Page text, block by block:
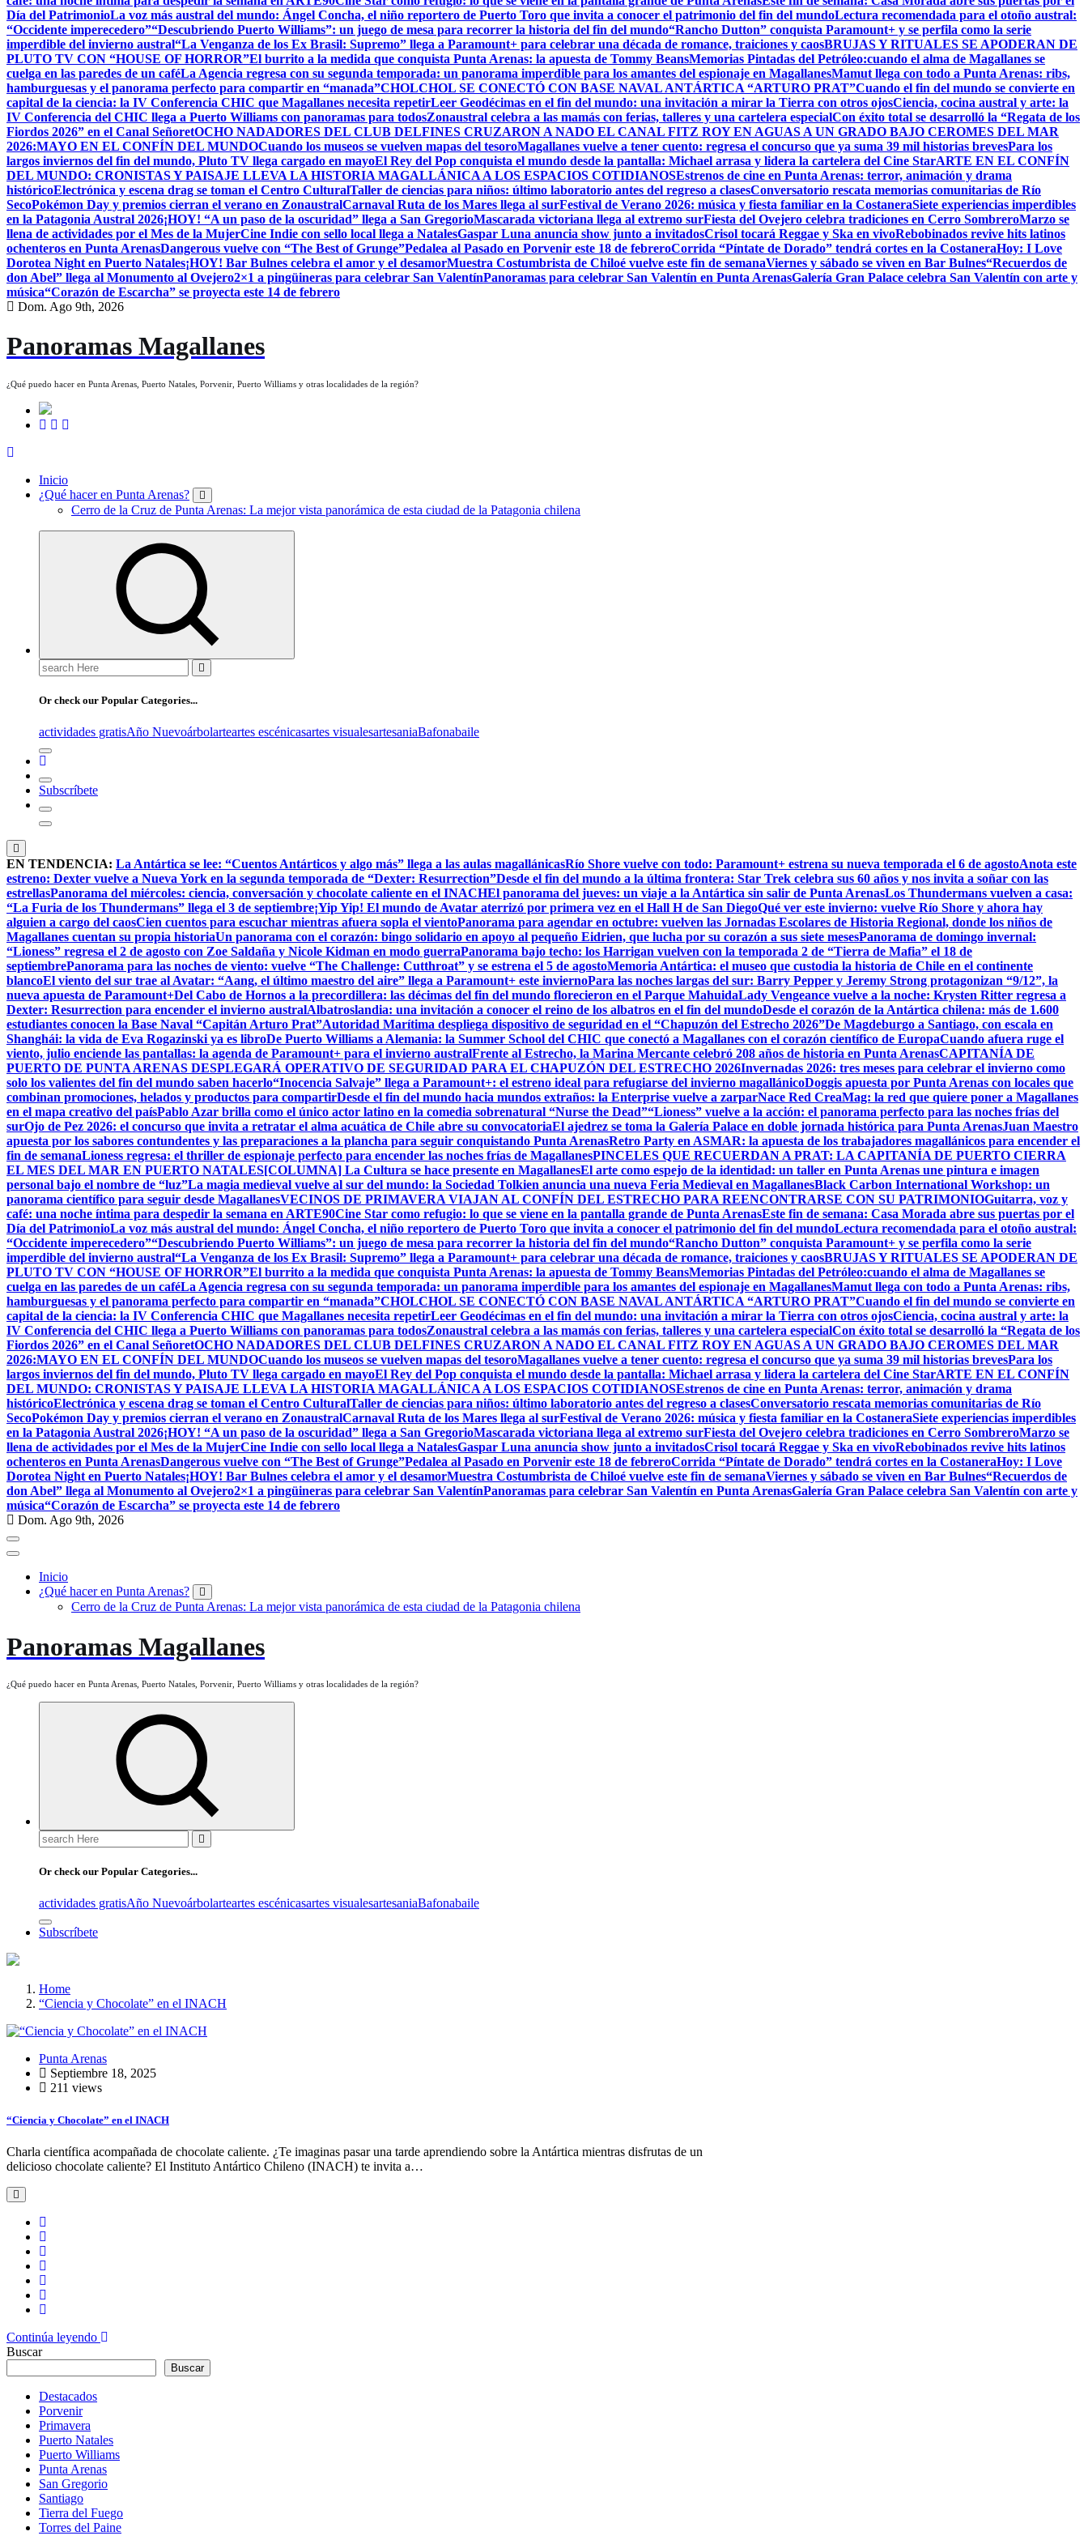
Día del PatrimonioLa voz más austral del mundo: Ángel Concha, el niño reportero de Puerto Toro que invita a conocer el patrimonio del fin del mundoLectura recomendada para el otoño austral:
“Occidente imperecedero”“Descubriendo Puerto Williams”: un juego de mesa para recorrer la historia del fin del mundo“Rancho Dutton” conquista Paramount+ y se perfila como la serie
imperdible del invierno austral“La Venganza de los Ex Brasil: Supremo” llega a Paramount+ para celebrar una década de romance, traiciones y caosBRUJAS Y RITUALES SE APODERAN DE
PLUTO TV CON “HOUSE OF HORROR”El burrito a la medida que conquista Punta Arenas: la apuesta de Tommy BeansMemorias Pintadas del Petróleo:cuando el alma de Magallanes se
cuelga en las paredes de un caféLa Agencia regresa con su segunda temporada: un panorama imperdible para los amantes del espionaje en MagallanesMamut llega con todo a Punta Arenas: ribs,
hamburguesas y el panorama perfecto para compartir en “manada”CHOLCHOL SE CONECTÓ CON BASE NAVAL ANTÁRTICA “ARTURO PRAT”Cuando el fin del mundo se convierte en
capital de la ciencia: la IV Conferencia CHIC que Magallanes necesita repetirLeer Geodécimas en el fin del mundo: una invitación a mirar la Tierra con otros ojosCiencia, cocina austral y arte: la
IV Conferencia del CHIC llega a Puerto Williams con panoramas para todosZonaustral celebra a las mamás con ferias, talleres y una cartelera especialCon éxito total se desarrolló la “Regata de los
Fiordos 2026” en el Canal SeñoretOCHO NADADORES DEL CLUB DELFINES CRUZARON A NADO EL CANAL FITZ ROY EN AGUAS A UN GRADO BAJO CEROMES DEL MAR
2026:MAYO EN EL CONFÍN DEL MUNDOCuando los museos se vuelven mapas del tesoroMagallanes vuelve a tener cuento: regresa el concurso que ya suma 39 mil historias brevesPara los
largos inviernos del fin del mundo, Pluto TV llega cargado en mayoEl Rey del Pop conquista el mundo desde la pantalla: Michael arrasa y lidera la cartelera del Cine StarARTE EN EL CONFÍN
DEL MUNDO: CRONISTAS Y PAISAJE LLEVA LA HISTORIA MAGALLÁNICA A LOS ESPACIOS COTIDIANOSEstrenos de cine en Punta Arenas: terror, animación y drama
históricoElectrónica y escena drag se toman el Centro CulturalTaller de ciencias para niños: último laboratorio antes del regreso a clasesConversatorio rescata memorias comunitarias de Río
SecoPokémon Day y premios cierran el verano en ZonaustralCarnaval Ruta de los Mares llega al surFestival de Verano 2026: música y fiesta familiar en la CostaneraSiete experiencias imperdibles
en la Patagonia Austral 2026¡HOY! “A un paso de la oscuridad” llega a San GregorioMascarada victoriana llega al extremo surFiesta del Ovejero celebra tradiciones en Cerro SombreroMarzo se
llena de actividades por el Mes de la MujerCine Indie con sello local llega a NatalesGaspar Luna anuncia show junto a invitadosCrisol tocará Reggae y Ska en vivoRebobinados revive hits latinos
ochenteros en Punta ArenasDangerous vuelve con “The Best of Grunge”Pedalea al Pasado en Porvenir este 18 de febreroCorrida “Píntate de Dorado” tendrá cortes en la CostaneraHoy: I Love
Dorotea Night en Puerto Natales¡HOY! Bar Bulnes celebra el amor y el desamorMuestra Costumbrista de Chiloé vuelve este fin de semanaViernes y sábado se viven en Bar Bulnes“Recuerdos de
don Abel” llega al Monumento al Ovejero2×1 a pingüineras para celebrar San ValentínPanoramas para celebrar San Valentín en Punta ArenasGalería Gran Palace celebra San Valentín con arte y
música“Corazón de Escarcha” se proyecta este 14 de febrero
Dom. Ago 9th, 2026
Panoramas Magallanes
¿Qué puedo hacer en Punta Arenas, Puerto Natales, Porvenir, Puerto Williams y otras localidades de la región?
Inicio
¿Qué hacer en Punta Arenas?
Cerro de la Cruz de Punta Arenas: La mejor vista panorámica de esta ciudad de la Patagonia chilena
Search
for:
Or check our Popular Categories...
actividades gratisAño Nuevoárbolarteartes escénicasartes visualesartesaniaBafonabaile
Subscríbete
EN TENDENCIA: La Antártica se lee: “Cuentos Antárticos y algo más” llega a las aulas magallánicasRío Shore vuelve con todo: Paramount+ estrena su nueva temporada el 6 de agostoAnota este
estreno: Dexter vuelve a Nueva York en la segunda temporada de “Dexter: Resurrection”Desde el fin del mundo a la última frontera: Star Trek celebra sus 60 años y nos invita a soñar con las
estrellasPanorama del miércoles: ciencia, conversación y chocolate caliente en el INACHEl panorama del jueves: un viaje a la Antártica sin salir de Punta ArenasLos Thundermans vuelven a casa:
“La Furia de los Thundermans” llega el 3 de septiembre¡Yip Yip! El mundo de Avatar aterrizó por primera vez en el Hall H de San DiegoQué ver este invierno: vuelve Río Shore y ahora hay
alguien a cargo del caosCien cuentos para escuchar mientras afuera sopla el vientoPanorama para agendar en octubre: vuelven las Jornadas Escolares de Historia Regional, donde los niños de
Magallanes cuentan su propia historiaUn panorama con el corazón: bingo solidario en apoyo al pequeño Eidrien, que lucha por su corazón a sus siete mesesPanorama de domingo invernal:
“Lioness” regresa el 2 de agosto con Zoe Saldaña y Nicole Kidman en modo guerraPanorama bajo techo: los Harrigan vuelven con la temporada 2 de “Tierra de Mafia” el 18 de
septiembrePanorama para las noches de viento: vuelve “The Challenge: Cutthroat” y se estrena el 5 de agostoMemoria Antártica: el museo que custodia la historia de Chile en el continente
blancoEl viento del sur trae al Avatar: “Aang, el último maestro del aire” llega a Paramount+ este inviernoPara las noches largas del sur: Barry Pepper y Jeremy Strong protagonizan “9/12”, la
nueva apuesta de Paramount+Del Cabo de Hornos a la precordillera: las décimas del fin del mundo florecieron en el Parque MahuidaLady Vengeance vuelve a la noche: Krysten Ritter regresa a
Dexter: Resurrection para encender el invierno australAlbatroslandia: una invitación a conocer el reino de los albatros en el fin del mundoDesde el corazón de la Antártica chilena: más de 1.600
estudiantes conocen la Base Naval “Capitán Arturo Prat”Autoridad Marítima despliega dispositivo de seguridad en el “Chapuzón del Estrecho 2026”De Magdeburgo a Santiago, con escala en
Shanghái: la vida de Eva Rogazinski ya es libroDe Puerto Williams a Alemania: la Summer School del CHIC que conectó a Magallanes con el corazón científico de EuropaCuando afuera ruge el
viento, julio enciende las pantallas: la agenda de Paramount+ para el invierno australFrente al Estrecho, la Marina Mercante celebró 208 años de historia en Punta ArenasCAPITANÍA DE
PUERTO DE PUNTA ARENAS DESPLEGARÁ OPERATIVO DE SEGURIDAD PARA EL CHAPUZÓN DEL ESTRECHO 2026Invernadas 2026: tres meses para celebrar el invierno como
solo los valientes del fin del mundo saben hacerlo“Inocencia Salvaje” llega a Paramount+: el estreno ideal para refugiarse del invierno magallánicoDoggis apuesta por Punta Arenas con locales que
combinan promociones, helados y productos para compartirDesde el fin del mundo hacia mundos extraños: la Enterprise vuelve a zarparNace Red CreaMag: la red que quiere poner a Magallanes
en el mapa creativo del paísPablo Azar brilla como el único actor latino en la comedia sobrenatural “Nurse the Dead”“Lioness” vuelve a la acción: el panorama perfecto para las noches frías del
surOjo de Pez 2026: el concurso que invita a retratar el alma acuática de Chile abre su convocatoriaEl ajedrez se toma la Galería Palace en doble jornada histórica para Punta ArenasJuan Maestro
apuesta por los sabores contundentes y las preparaciones a la plancha para seguir conquistando Punta ArenasRetro Party en ASMAR: la apuesta de los trabajadores magallánicos para encender el
fin de semanaLioness regresa: el thriller de espionaje perfecto para encender las noches frías de MagallanesPINCELES QUE RECUERDAN A PRAT: LA CAPITANÍA DE PUERTO CIERRA
EL MES DEL MAR EN PUERTO NATALES[COLUMNA] La Cultura se hace presente en MagallanesEl arte como espejo de la identidad: un taller en Punta Arenas une pintura e imagen
personal bajo el nombre de “luz”La magia medieval vuelve al sur del mundo: la Sociedad Tolkien anuncia una nueva Feria Medieval en MagallanesBlack Carbon International Workshop: un
panorama científico para seguir desde MagallanesVECINOS DE PRIMAVERA VIAJAN AL CONFÍN DEL ESTRECHO PARA REENCONTRARSE CON SU PATRIMONIOGuitarra, voz y
café: una noche íntima para despedir la semana en ARTE90Cine Star como refugio: lo que se viene en la pantalla grande de Punta ArenasEste fin de semana: Casa Morada abre sus puertas por el
Día del PatrimonioLa voz más austral del mundo: Ángel Concha, el niño reportero de Puerto Toro que invita a conocer el patrimonio del fin del mundoLectura recomendada para el otoño austral:
“Occidente imperecedero”“Descubriendo Puerto Williams”: un juego de mesa para recorrer la historia del fin del mundo“Rancho Dutton” conquista Paramount+ y se perfila como la serie
imperdible del invierno austral“La Venganza de los Ex Brasil: Supremo” llega a Paramount+ para celebrar una década de romance, traiciones y caosBRUJAS Y RITUALES SE APODERAN DE
PLUTO TV CON “HOUSE OF HORROR”El burrito a la medida que conquista Punta Arenas: la apuesta de Tommy BeansMemorias Pintadas del Petróleo:cuando el alma de Magallanes se
cuelga en las paredes de un caféLa Agencia regresa con su segunda temporada: un panorama imperdible para los amantes del espionaje en MagallanesMamut llega con todo a Punta Arenas: ribs,
hamburguesas y el panorama perfecto para compartir en “manada”CHOLCHOL SE CONECTÓ CON BASE NAVAL ANTÁRTICA “ARTURO PRAT”Cuando el fin del mundo se convierte en
capital de la ciencia: la IV Conferencia CHIC que Magallanes necesita repetirLeer Geodécimas en el fin del mundo: una invitación a mirar la Tierra con otros ojosCiencia, cocina austral y arte: la
IV Conferencia del CHIC llega a Puerto Williams con panoramas para todosZonaustral celebra a las mamás con ferias, talleres y una cartelera especialCon éxito total se desarrolló la “Regata de los
Fiordos 2026” en el Canal SeñoretOCHO NADADORES DEL CLUB DELFINES CRUZARON A NADO EL CANAL FITZ ROY EN AGUAS A UN GRADO BAJO CEROMES DEL MAR
2026:MAYO EN EL CONFÍN DEL MUNDOCuando los museos se vuelven mapas del tesoroMagallanes vuelve a tener cuento: regresa el concurso que ya suma 39 mil historias brevesPara los
largos inviernos del fin del mundo, Pluto TV llega cargado en mayoEl Rey del Pop conquista el mundo desde la pantalla: Michael arrasa y lidera la cartelera del Cine StarARTE EN EL CONFÍN
DEL MUNDO: CRONISTAS Y PAISAJE LLEVA LA HISTORIA MAGALLÁNICA A LOS ESPACIOS COTIDIANOSEstrenos de cine en Punta Arenas: terror, animación y drama
históricoElectrónica y escena drag se toman el Centro CulturalTaller de ciencias para niños: último laboratorio antes del regreso a clasesConversatorio rescata memorias comunitarias de Río
SecoPokémon Day y premios cierran el verano en ZonaustralCarnaval Ruta de los Mares llega al surFestival de Verano 2026: música y fiesta familiar en la CostaneraSiete experiencias imperdibles
en la Patagonia Austral 2026¡HOY! “A un paso de la oscuridad” llega a San GregorioMascarada victoriana llega al extremo surFiesta del Ovejero celebra tradiciones en Cerro SombreroMarzo se
llena de actividades por el Mes de la MujerCine Indie con sello local llega a NatalesGaspar Luna anuncia show junto a invitadosCrisol tocará Reggae y Ska en vivoRebobinados revive hits latinos
ochenteros en Punta ArenasDangerous vuelve con “The Best of Grunge”Pedalea al Pasado en Porvenir este 18 de febreroCorrida “Píntate de Dorado” tendrá cortes en la CostaneraHoy: I Love
Dorotea Night en Puerto Natales¡HOY! Bar Bulnes celebra el amor y el desamorMuestra Costumbrista de Chiloé vuelve este fin de semanaViernes y sábado se viven en Bar Bulnes“Recuerdos de
don Abel” llega al Monumento al Ovejero2×1 a pingüineras para celebrar San ValentínPanoramas para celebrar San Valentín en Punta ArenasGalería Gran Palace celebra San Valentín con arte y
música“Corazón de Escarcha” se proyecta este 14 de febrero
Dom. Ago 9th, 2026
Inicio
¿Qué hacer en Punta Arenas?
Cerro de la Cruz de Punta Arenas: La mejor vista panorámica de esta ciudad de la Patagonia chilena
Panoramas Magallanes
¿Qué puedo hacer en Punta Arenas, Puerto Natales, Porvenir, Puerto Williams y otras localidades de la región?
Search
for:
Or check our Popular Categories...
actividades gratisAño Nuevoárbolarteartes escénicasartes visualesartesaniaBafonabaile
Subscríbete
Home
“Ciencia y Chocolate” en el INACH
Punta Arenas
Septiembre 18, 2025
211 views
“Ciencia y Chocolate” en el INACH
Charla científica acompañada de chocolate caliente. ¿Te imaginas pasar una tarde aprendiendo sobre la Antártica mientras disfrutas de un
delicioso chocolate caliente? El Instituto Antártico Chileno (INACH) te invita a…
Continúa leyendo
Buscar
Buscar
Destacados
Porvenir
Primavera
Puerto Natales
Puerto Williams
Punta Arenas
San Gregorio
Santiago
Tierra del Fuego
Torres del Paine